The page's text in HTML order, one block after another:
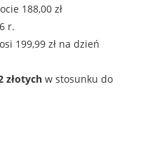
188,00 zł
r.
199,99 zł na dzień
złotych w stosunku do